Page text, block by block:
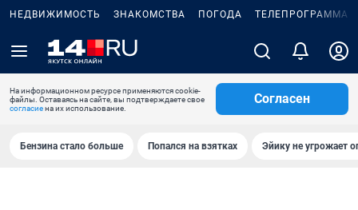
НЕДВИЖИМОСТЬ ЗНАКОМСТВА ПОГОДА ТЕЛЕПРОГРАММА
На информационном ресурсе применяются cookie-
файлы. Оставаясь на сайте, вы подтверждаете свое
согласиена их использование.
Согласен
Бензина стало больше Попался на взятках Эйику не угрожает